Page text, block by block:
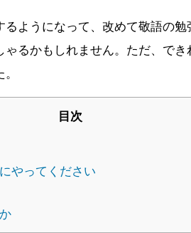
ようになって、改めて敬語の
るかもしれません。ただ、で
目次
やってください